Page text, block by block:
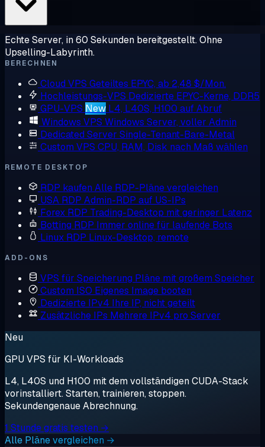
Echte Server, in 60 Sekunden bereitgestellt. Ohne
Upselling-Labyrinth.
BERECHNEN
Cloud VPS Geteiltes EPYC, ab 2,48 $/Mon.
Hochleistungs-VPS Dedizierte EPYC-Kerne, DDR5
GPU-VPS New L4, L40S, H100 auf Abruf
Windows VPS Windows Server, voller Admin
Dedicated Server Single-Tenant-Bare-Metal
Custom VPS CPU, RAM, Disk nach Maß wählen
REMOTE DESKTOP
RDP kaufen Alle RDP-Pläne vergleichen
USA RDP Admin-RDP auf US-IPs
Forex RDP Trading-Desktop mit geringer Latenz
Botting RDP Immer online für laufende Bots
Linux RDP Linux-Desktop, remote
ADD-ONS
VPS für Speicherung Pläne mit großem Speicher
Custom ISO Eigenes Image booten
Dedizierte IPv4 Ihre IP, nicht geteilt
Zusätzliche IPs Mehrere IPv4 pro Server
Neu
GPU VPS für KI-Workloads
L4, L40S und H100 mit dem vollständigen CUDA-Stack
vorinstalliert. Starten, trainieren, stoppen.
Sekundengenaue Abrechnung.
1 Stunde gratis testen →
Alle Pläne vergleichen →